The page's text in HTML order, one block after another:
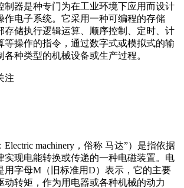
制器是种专门为在工业环境下应用而设计
作电子系统。它采用一种可编程的存储
存储执行逻辑运算、顺序控制、定时、计
等操作的指令，通过数字式或模拟式的输
各种类型的机械设备或生产过程。
注
Electric machinery，俗称 马达”）是指依据
实现电能转换或传递的一种电磁装置。电
用字母M（旧标准用D）表示，它的主要
动转矩，作为用电器或各种机械的动力